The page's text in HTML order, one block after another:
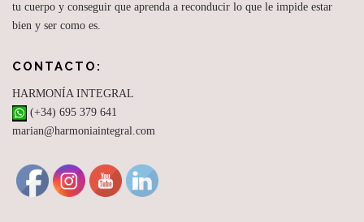
tu cuerpo y conseguir que aprenda a reconducir lo que le impide estar
bien y ser como es.
CONTACTO:
HARMONÍA INTEGRAL
(+34) 695 379 641
marian@harmoniaintegral.com